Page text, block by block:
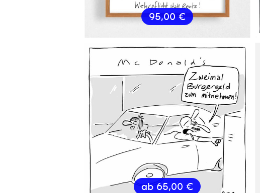
95,00€
ab 65,00€